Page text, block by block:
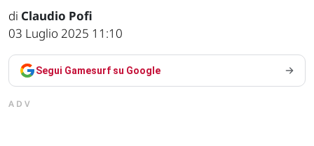
di Claudio Pofi
03 Luglio 2025 11:10
Segui Gamesurf su Google
ADV